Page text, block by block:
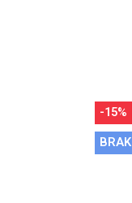
-15%
BRAK